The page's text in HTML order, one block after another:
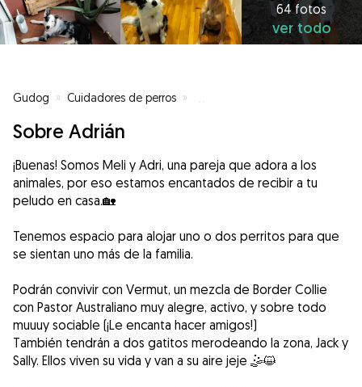
64 fotos
ver todo
Gudog » Cuidadores de perros »
Sobre Adrián
¡Buenas! Somos Meli y Adri, una pareja que adora a los
animales, por eso estamos encantados de recibir a tu
peludo en casa.🏡
Tenemos espacio para alojar uno o dos perritos para que
se sientan uno más de la familia.
Podrán convivir con Vermut, un mezcla de Border Collie
con Pastor Australiano muy alegre, activo, y sobre todo
muuuy sociable (¡Le encanta hacer amigos!)
También tendrán a dos gatitos merodeando la zona, Jack y
Sally. Ellos viven su vida y van a su aire jeje 🤹😺